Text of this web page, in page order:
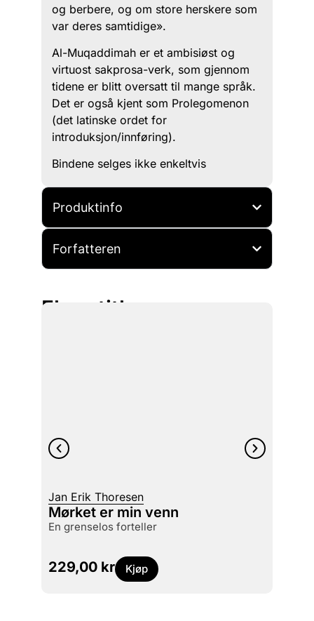
og berbere, og om store herskere som
var deres samtidige».
Al-Muqaddimah er et ambisiøst og
virtuost sakprosa-verk, som gjennom
tidene er blitt oversatt til mange språk.
Det er også kjent som Prolegomenon
(det latinske ordet for
introduksjon/innføring).
Bindene selges ikke enkeltvis
Produktinfo
Forfatteren
Flere titler
Jan Erik Thoresen
Mørket er min venn
en grenselos forteller
229,00 kr Kjøp